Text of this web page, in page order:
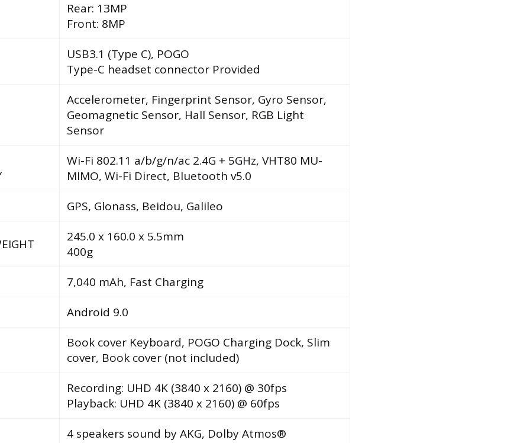
Rear: 13MP
Front: 8MP
USB3.1 (Type C), POGO
Type-C headset connector Provided
Accelerometer, Fingerprint Sensor, Gyro Sensor,
Geomagnetic Sensor, Hall Sensor, RGB Light
Sensor
Wi-Fi 802.11 a/b/g/n/ac 2.4G + 5GHz, VHT80 MU-
MIMO, Wi-Fi Direct, Bluetooth v5.0
GPS, Glonass, Beidou, Galileo
245.0 x 160.0 x 5.5mm
400g
7,040 mAh, Fast Charging
Android 9.0
Book cover Keyboard, POGO Charging Dock, Slim
cover, Book cover (not included)
Recording: UHD 4K (3840 x 2160) @ 30fps
Playback: UHD 4K (3840 x 2160) @ 60fps
4 speakers sound by AKG, Dolby Atmos®